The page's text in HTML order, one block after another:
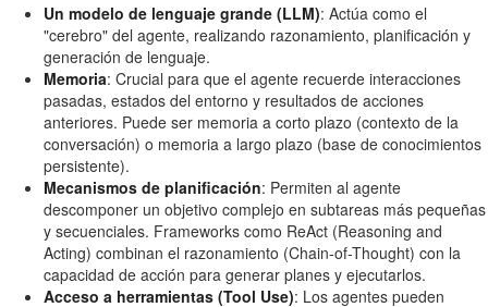
Un modelo de lenguaje grande (LLM): Actúa como el
"cerebro" del agente, realizando razonamiento, planificación y
generación de lenguaje.
Memoria: Crucial para que el agente recuerde interacciones
pasadas, estados del entorno y resultados de acciones
anteriores. Puede ser memoria a corto plazo (contexto de la
conversación) o memoria a largo plazo (base de conocimientos
persistente).
Mecanismos de planificación: Permiten al agente
descomponer un objetivo complejo en subtareas más pequeñas
y secuenciales. Frameworks como ReAct (Reasoning and
Acting) combinan el razonamiento (Chain-of-Thought) con la
capacidad de acción para generar planes y ejecutarlos.
Acceso a herramientas (Tool Use): Los agentes pueden